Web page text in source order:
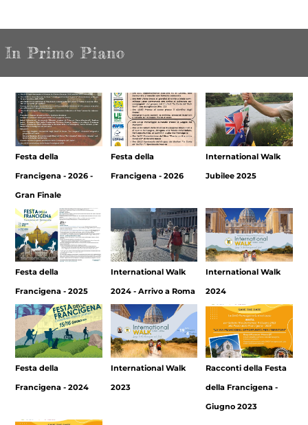
In Primo Piano
Festa della
Francigena - 2026 -
Gran Finale
Festa della
Francigena - 2026
International Walk
Jubilee 2025
Festa della
Francigena - 2025
International Walk
2024 - Arrivo a Roma
International Walk
2024
Festa della
Francigena - 2024
International Walk
2023
Racconti della Festa
della Francigena -
Giugno 2023